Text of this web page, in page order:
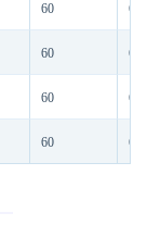
60 62
60 62
60 62
60 62